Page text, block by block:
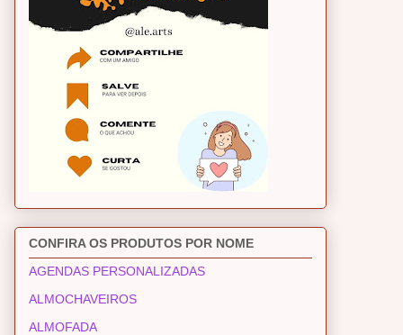
CONFIRA OS PRODUTOS POR NOME
AGENDAS PERSONALIZADAS
ALMOCHAVEIROS
ALMOFADA